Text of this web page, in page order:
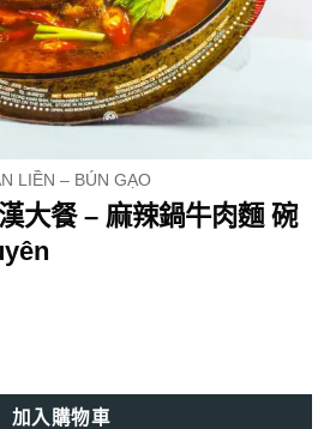
LIỀN – BÚN GẠO
大餐 – 麻辣鍋牛肉麵 碗
辣鍋牛肉麵 碗麵 - Mì bò tứ xuyên 數量
加入購物車